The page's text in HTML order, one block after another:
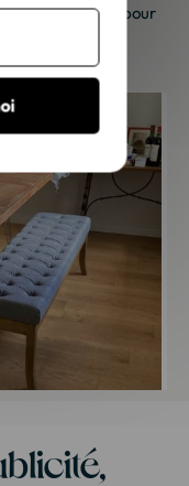
!Cliquez ici
pour
vous sera
votre fidélité !